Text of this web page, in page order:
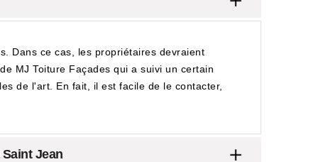
Dans ce cas, les propriétaires devraient
MJ Toiture Façades qui a suivi un certain
de l'art. En fait, il est facile de le contacter,
Jean